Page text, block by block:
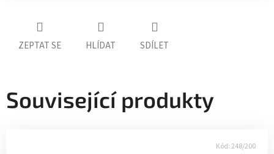
ZEPTAT SE HLÍDAT SDÍLET
Související produkty
Kód:248/200